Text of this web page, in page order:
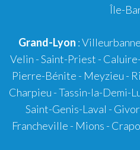
Île-
Grand-Lyon :Villeurbanne
Velin -Saint-Priest -
Pierre-Bénite - Meyzieu -
Charpieu -Tassin-la-Demi-
Saint-Genis-Laval -
Francheville - Mions -